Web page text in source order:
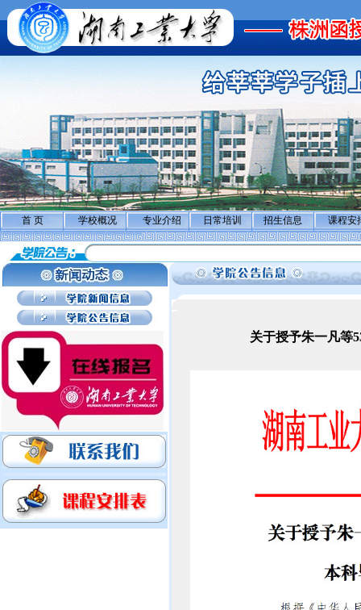
首 页 学校概况 专业介绍 日常培训 招生信息 课程安
关于授予朱一凡等